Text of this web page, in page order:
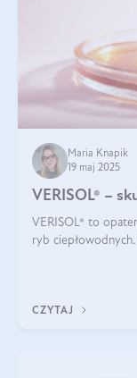
Maria Knapik
19 maj 2025
VERISOL® –
VERISOL® to
ryb ciepłowodnych. Składniki stymulują fibroblasty do
CZYTAJ